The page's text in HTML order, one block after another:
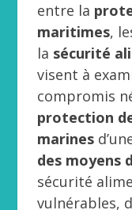
entre la
maritimes,
la sécurité
visent à
compromis
protection
marines
des moyens
sécurité
vulnérables,